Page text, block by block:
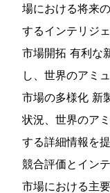
場における将来
するインテリジ
市場開拓 有利な
し、世界のアミ
市場の多様化 新
状況、世界のア
する詳細情報を
競合評価とイン
市場における主